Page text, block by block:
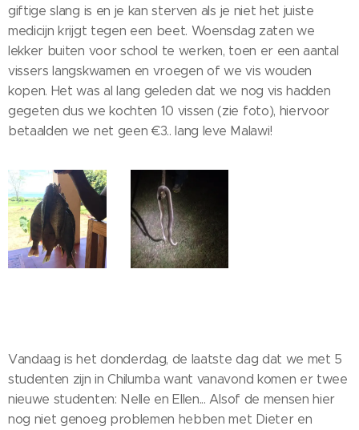
giftige slang is en je kan sterven als je niet het juiste
medicijn krijgt tegen een beet. Woensdag zaten we
lekker buiten voor school te werken, toen er een aantal
vissers langskwamen en vroegen of we vis wouden
kopen. Het was al lang geleden dat we nog vis hadden
gegeten dus we kochten 10 vissen (zie foto), hiervoor
betaalden we net geen €3.. lang leve Malawi!
Vandaag is het donderdag, de laatste dag dat we met 5
studenten zijn in Chilumba want vanavond komen er twee
nieuwe studenten: Nelle en Ellen... Alsof de mensen hier
nog niet genoeg problemen hebben met Dieter en